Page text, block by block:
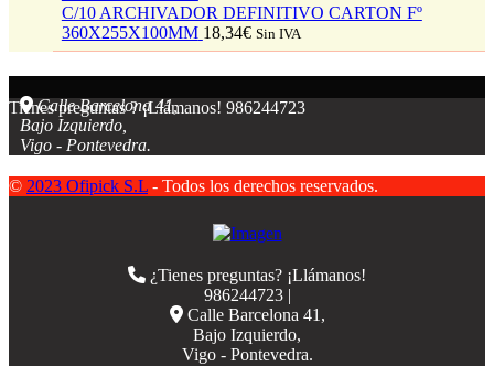
C/10 ARCHIVADOR DEFINITIVO CARTON Fº
360X255X100MM 18,34€ Sin IVA
Tienes preguntas ? ¡Llámanos! 986244723
Calle Barcelona 41,
Bajo Izquierdo,
Vigo - Pontevedra.
© 2023 Ofipick S.L - Todos los derechos reservados.
¿Tienes preguntas? ¡Llámanos!
986244723 |
Calle Barcelona 41,
Bajo Izquierdo,
Vigo - Pontevedra.